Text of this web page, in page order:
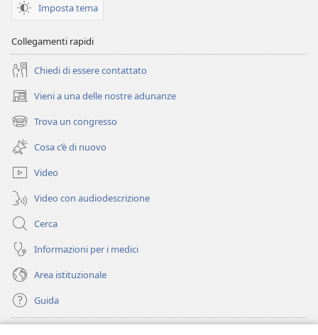
Imposta tema
Collegamenti rapidi
Chiedi di essere contattato
Vieni a una delle nostre adunanze
(apre
una
nuova
finestra)
Trova un congresso
(apre
una
nuova
finestra)
Cosa c’è di nuovo
Video
Video con audiodescrizione
Cerca
Informazioni per i medici
Area istituzionale
Guida